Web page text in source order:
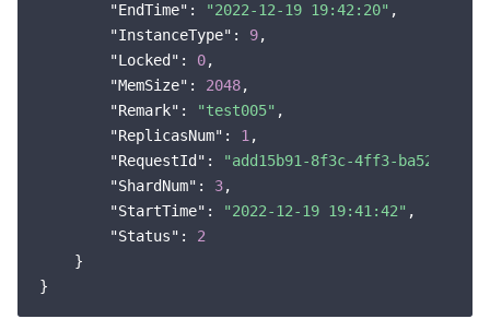
"EndTime" : "2022-12-19 19:42:20" ,
"InstanceType" : 9,
"Locked" : 0,
"MemSize" : 2048,
"Remark" : "test005" ,
"ReplicasNum" : 1 ,
"RequestId" :
"add15b91-8f3c-4ff3-ba52-
"ShardNum" : 3,
"StartTime" : "2022-12-19 19:41:42" ,
"Status" : 2
    }